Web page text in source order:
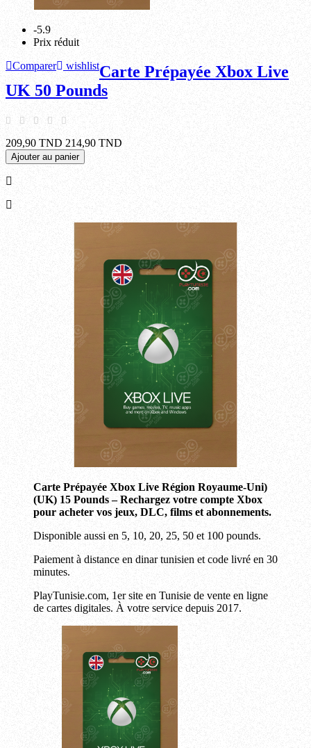
-5.9
Prix réduit
Comparer
wishlistCarte Prépayée Xbox Live
UK 50 Pounds
209,90 TND 214,90 TND
Ajouter au panier
Carte Prépayée Xbox Live Région Royaume-Uni)
(UK) 15 Pounds – Rechargez votre compte Xbox
pour acheter vos jeux, DLC, films et abonnements.
Disponible aussi en 5, 10, 20, 25, 50 et 100 pounds.
Paiement à distance en dinar tunisien et code livré en 30
minutes.
PlayTunisie.com, 1er site en Tunisie de vente en ligne
de cartes digitales. À votre service depuis 2017.